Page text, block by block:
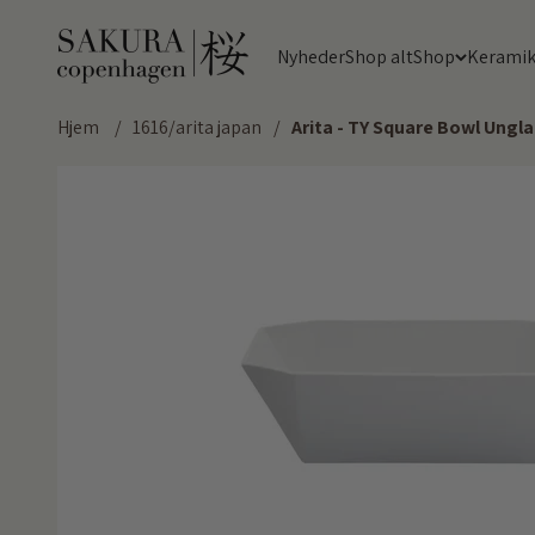
NyhederShop altShop Keramik
Sakura Copenhagen
Hjem / 1616/arita japan / Arita - TY Square Bowl